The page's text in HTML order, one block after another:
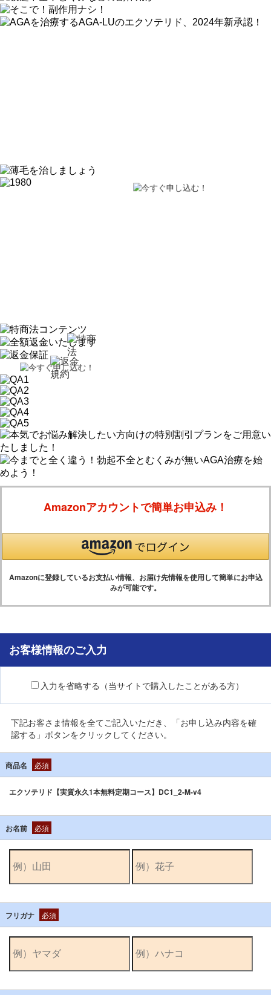
Amazonアカウントで簡単お申込み！
Amazonに登録しているお支払い情報、お届け先情報を使用して簡単にお申込
みが可能です。
お客様情報のご入力
入力を省略する（当サイトで購入したことがある方）
下記お客さま情報を全てご記入いただき、「お申し込み内容を確
認する」ボタンをクリックしてください。
商品名 必須
エクソテリド【実質永久1本無料定期コース】DC1_2-M-v4
お名前 必須
フリガナ 必須